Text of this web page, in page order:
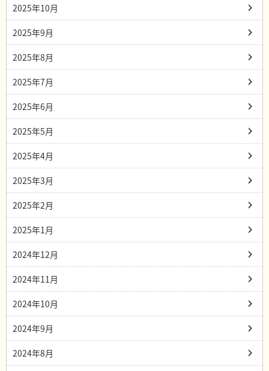
2025年10月
2025年9月
2025年8月
2025年7月
2025年6月
2025年5月
2025年4月
2025年3月
2025年2月
2025年1月
2024年12月
2024年11月
2024年10月
2024年9月
2024年8月